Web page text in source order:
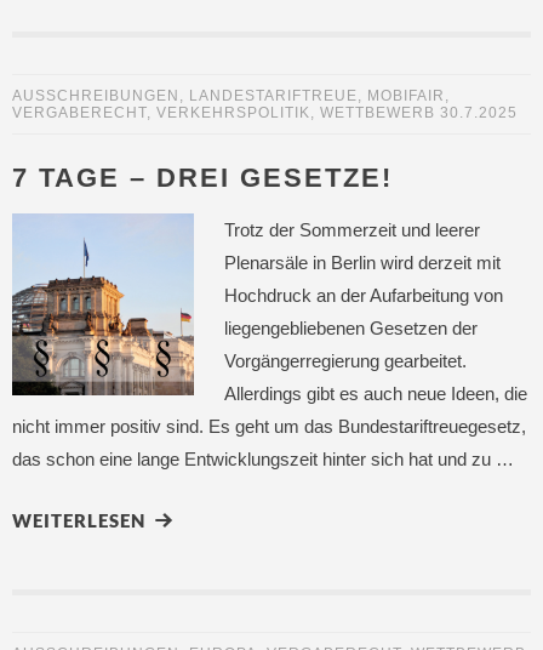
AUSSCHREIBUNGEN , LANDESTARIFTREUE, MOBIFAIR ,
VERGABERECHT, VERKEHRSPOLITIK, WETTBEWERB 30.7.2025
7 TAGE – DREI GESETZE!
Trotz der Sommerzeit und leerer
Plenarsäle in Berlin wird derzeit mit
Hochdruck an der Aufarbeitung von
liegengebliebenen Gesetzen der
Vorgängerregierung gearbeitet.
Allerdings gibt es auch neue Ideen, die
nicht immer positiv sind. Es geht um das Bundestariftreuegesetz,
das schon eine lange Entwicklungszeit hinter sich hat und zu …
WEITERLESEN